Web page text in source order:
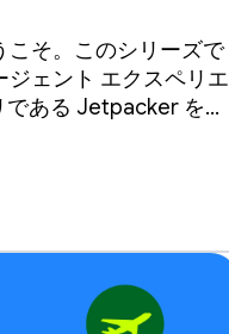
こそ。このシリーズで
ェント エクスペリエ
ある Jetpacker を紹